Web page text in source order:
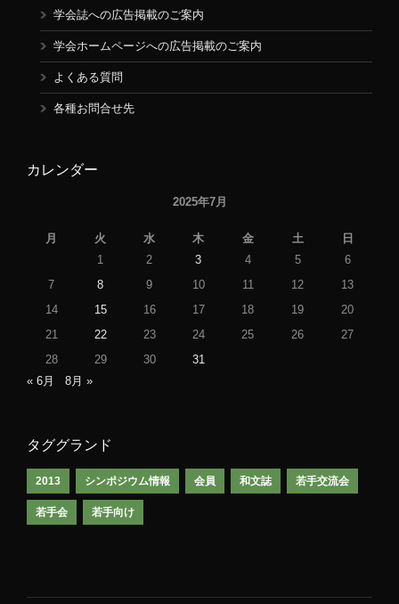
学会誌への広告掲載のご案内
学会ホームページへの広告掲載のご案内
よくある質問
各種お問合せ先
カレンダー
2025年7月
月 火 水 木 金 土
日
1
2 3 4 5
6
7
8 9 10 11 12
13
14
15 16 17 18 19
20
21
22 23 24 25 26
27
28
29 30
31
« 6月
8月 »
タググランド
2013 シンポジウム情報 会員 和文誌 若手交流会
若手会 若手向け